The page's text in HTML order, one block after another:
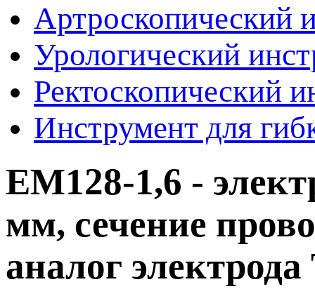
Артроскопический
Урологический
Ректоскопический
Инструмент для
EM128-1,6 -
мм, сечение
аналог